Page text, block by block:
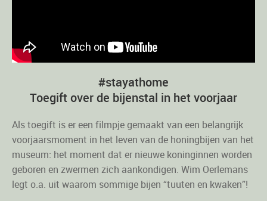
#stayathome
Toegift over de bijenstal in het voorjaar
Als toegift is er een filmpje gemaakt van een belangrijk
voorjaarsmoment in het leven van de honingbijen van het
museum: het moment dat er nieuwe koninginnen worden
geboren en zwermen zich aankondigen. Wim Oerlemans
legt o.a. uit waarom sommige bijen “tuuten en kwaken”!